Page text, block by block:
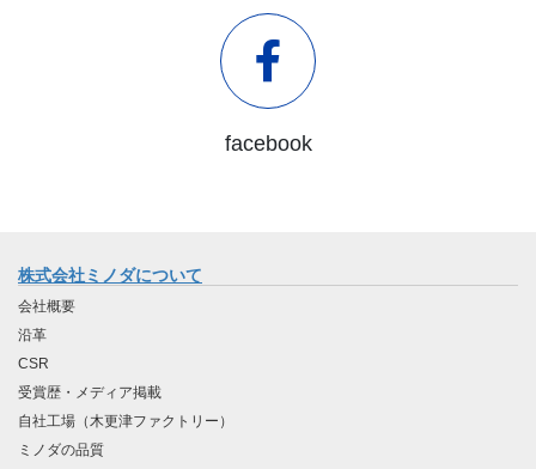
facebook
株式会社ミノダについて
会社概要
沿革
CSR
受賞歴・メディア掲載
自社工場（木更津ファクトリー）
ミノダの品質